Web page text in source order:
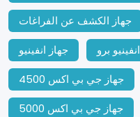
جهاز الكشف عن الفراغات
جهاز انفينيو
برو
جهاز جي بي اكس 4500
جهاز جي بي اكس 5000